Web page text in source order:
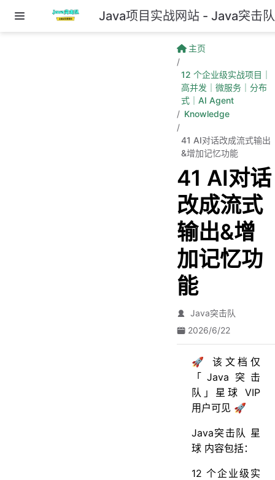
跳至主要內容 Java项目实战网站 - Java突击队
主页
12 个企业级实战项目｜
高并发｜微服务｜分布
式｜AI Agent
Knowledge
41 AI对话改成流式输出
&增加记忆功能
41 AI对话
改成流式
输出&增
加记忆功
能
Java突击队
2026/6/22
🚀 该文档仅
「Java突击
队」星球 VIP
用户可见 🚀
Java突击队 星
球 内容包括：
12 个企业级实